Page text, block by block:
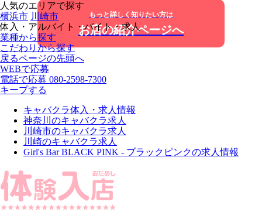
もっと詳しく知りたい方は
お店の紹介ページへ
人気のエリアで探す
横浜市 川崎市
体入・アルバイト・バイト・求人
業種から探す
こだわりから探す
戻るページの先頭へ
WEBで応募
電話で応募 080-2598-7300
キープする
キャバクラ体入・求人情報
神奈川のキャバクラ求人
川崎市のキャバクラ求人
川崎のキャバクラ求人
Girl's Bar BLACK PINK - ブラックピンクの求人情報